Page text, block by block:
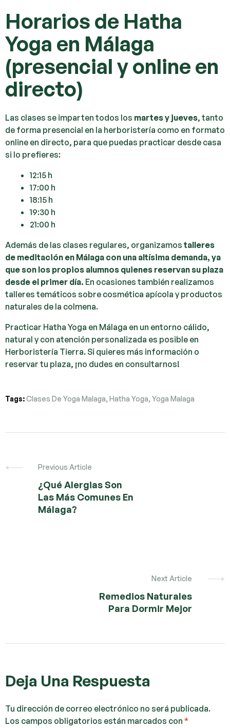
Horarios de Hatha
Yoga en Málaga
(presencial y online en
directo)
Las clases se imparten todos los martes y jueves, tanto
de forma presencial en la herboristería como en formato
online en directo, para que puedas practicar desde casa
si lo prefieres:
12:15 h
17:00 h
18:15 h
19:30 h
21:00 h
Además de las clases regulares, organizamos talleres
de meditación en Málaga con una altísima demanda, ya
que son los propios alumnos quienes reservan su plaza
desde el primer día. En ocasiones también realizamos
talleres temáticos sobre cosmética apícola y productos
naturales de la colmena.
Practicar Hatha Yoga en Málaga en un entorno cálido,
natural y con atención personalizada es posible en
Herboristería Tierra. Si quieres más información o
reservar tu plaza, ¡no dudes en consultarnos!
Tags:Clases De Yoga Malaga, Hatha Yoga, Yoga Malaga
Previous Article
¿Qué Alergias Son
Las Más Comunes En
Málaga?
Next Article
Remedios Naturales
Para Dormir Mejor
Deja Una Respuesta
Tu dirección de correo electrónico no será publicada.
Los campos obligatorios están marcados con *